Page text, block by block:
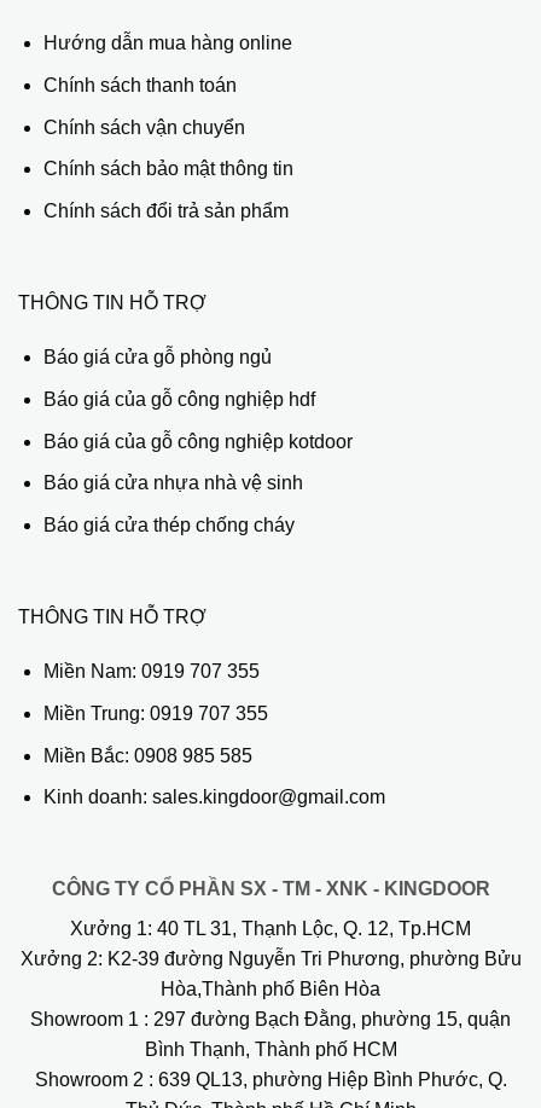
Hướng dẫn mua hàng online
Chính sách thanh toán
Chính sách vận chuyển
Chính sách bảo mật thông tin
Chính sách đổi trả sản phẩm
THÔNG TIN HỖ TRỢ
Báo giá cửa gỗ phòng ngủ
Báo giá của gỗ công nghiệp hdf
Báo giá của gỗ công nghiệp kotdoor
Báo giá cửa nhựa nhà vệ sinh
Báo giá cửa thép chống cháy
THÔNG TIN HỖ TRỢ
Miền Nam: 0919 707 355
Miền Trung: 0919 707 355
Miền Bắc: 0908 985 585
Kinh doanh: sales.kingdoor@gmail.com
CÔNG TY CỔ PHẦN SX - TM - XNK - KINGDOOR
Xưởng 1: 40 TL 31, Thạnh Lộc, Q. 12, Tp.HCM
Xưởng 2: K2-39 đường Nguyễn Tri Phương, phường Bửu
Hòa,Thành phố Biên Hòa
Showroom 1 : 297 đường Bạch Đằng, phường 15, quận
Bình Thạnh, Thành phố HCM
Showroom 2 : 639 QL13, phường Hiệp Bình Phước, Q.